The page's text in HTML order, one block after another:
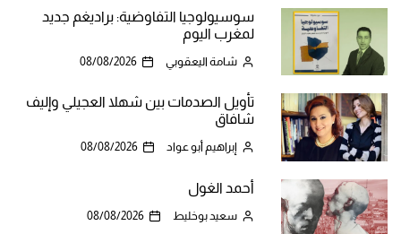
سوسيولوجيا التفاوضية: براديغم جديد
لمغرب اليوم
شامة اليعقوبي 08/08/2026
تأويل الصدمات بين شهلا العجيلي وإليف
شافاق
إبراهيم أبو عواد 08/08/2026
أحمد الغول
سعيد بوخليط 08/08/2026